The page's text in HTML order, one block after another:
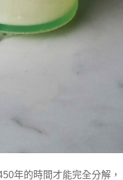
年的時間才能完全分解，